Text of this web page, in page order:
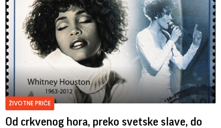
ŽIVOTNE PRIČE
Od crkvenog hora, preko svetske slave, do